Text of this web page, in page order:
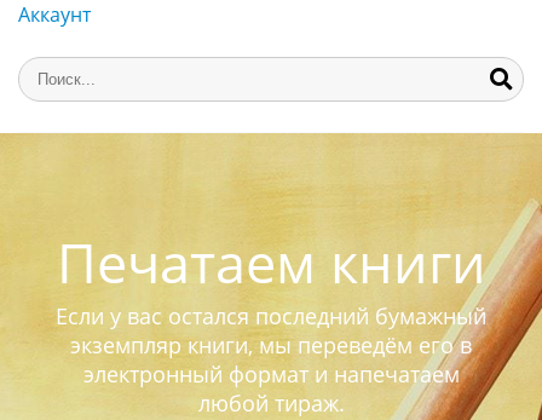
Аккаунт
Печатаем книги
Если у вас остался последний бумажный
экземпляр книги, мы переведём его в
электронный формат и напечатаем
любой тираж.